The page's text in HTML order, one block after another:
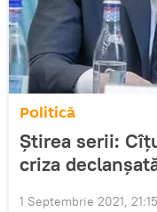
Politică
Știrea serii:
criza
1 Septembrie 2021, 21:15